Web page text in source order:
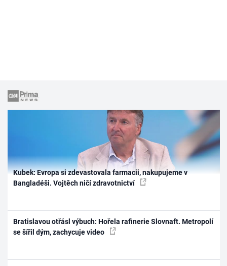
Kubek: Evropa si zdevastovala farmacii, nakupujeme v
Bangladéši. Vojtěch ničí zdravotnictví
Bratislavou otřásl výbuch: Hořela rafinerie Slovnaft. Metropolí
se šířil dým, zachycuje video